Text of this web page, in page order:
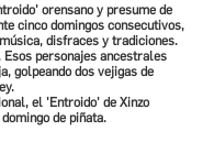
orensano y presume de
cinco domingos consecutivos,
disfraces y tradiciones.
personajes ancestrales
golpeando dos vejigas de
el 'Entroido' de Xinzo
de piñata.